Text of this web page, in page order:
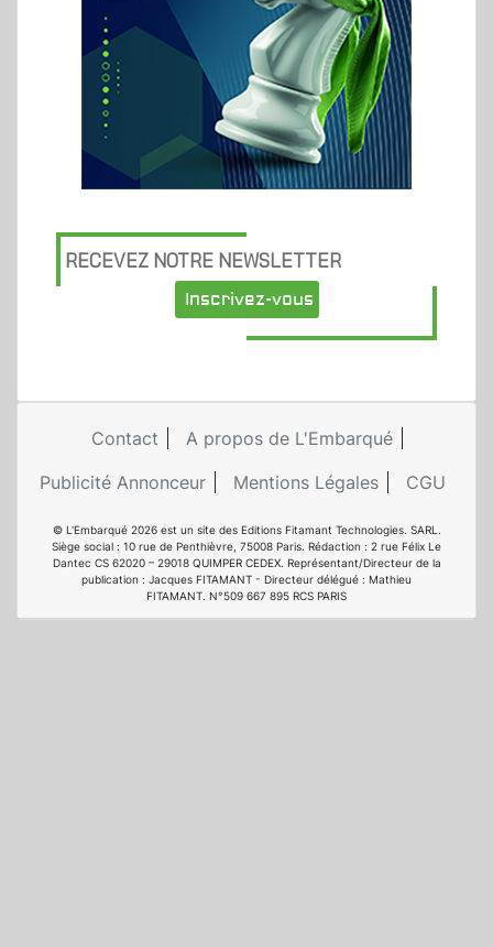
RECEVEZ NOTRE NEWSLETTER
Inscrivez-vous
Contact
A propos de L'Embarqué
Publicité Annonceur
Mentions Légales CGU
© L'Embarqué 2026 est un site des Editions Fitamant Technologies. SARL.
Siège social : 10 rue de Penthièvre, 75008 Paris. Rédaction : 2 rue Félix Le
Dantec CS 62020 – 29018 QUIMPER CEDEX. Représentant/Directeur de la
publication : Jacques FITAMANT - Directeur délégué : Mathieu
FITAMANT. N°509 667 895 RCS PARIS